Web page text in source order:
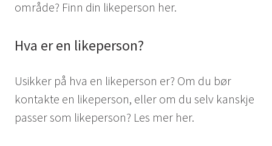
område? Finn din likeperson her.
Hva er en likeperson?
Usikker på hva en likeperson er? Om du bør
kontakte en likeperson, eller om du selv kanskje
passer som likeperson? Les mer her.